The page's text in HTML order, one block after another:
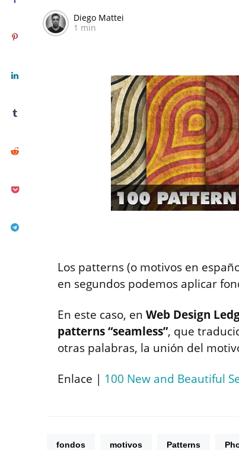
Diego Mattei
1 min
Los patterns (o motivos en
en segundos podemos aplicar
En este caso, en Web Design
patterns “seamless”, que
otras palabras, la unión del
Enlace | 100 New and Beautiful
fondos motivos Patterns